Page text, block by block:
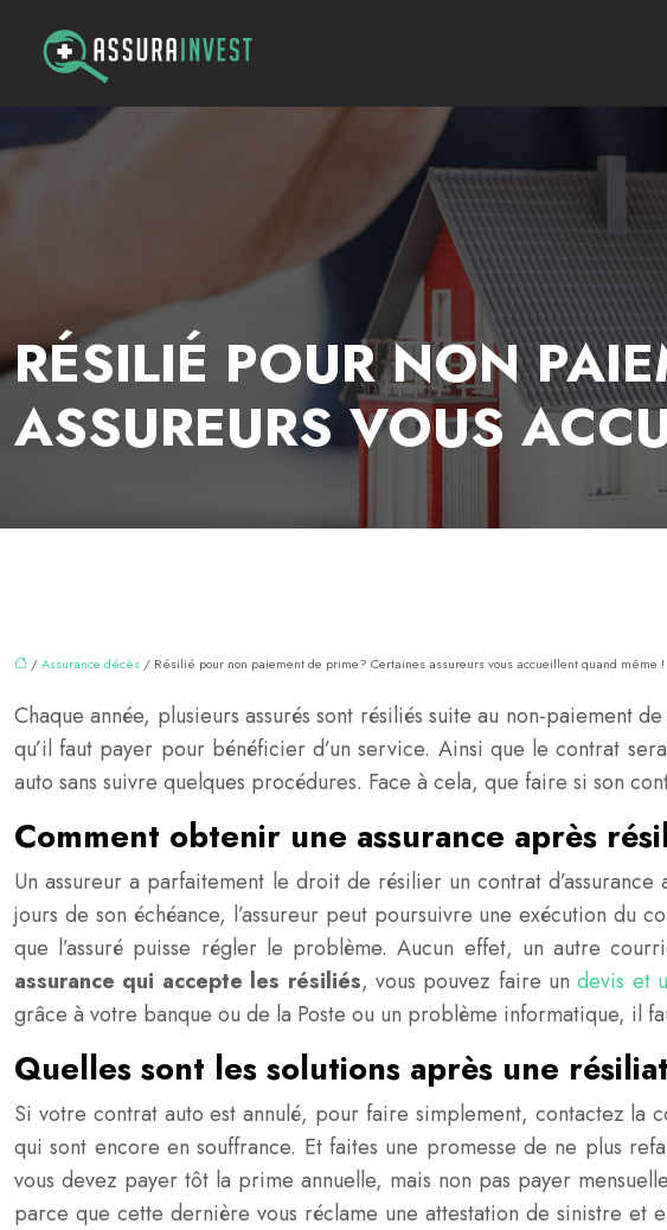
RÉSILIÉ POUR NON
ASSUREURS VOUS
/Assurance décès / Résilié pour non paiement de prime? Certaines assureurs vous accueillent quand même !
Chaque année, plusieurs assurés sont résiliés suite au non-paiement
qu’il faut payer pour bénéficier d’un service. Ainsi que le contrat
auto sans suivre quelques procédures. Face à cela, que faire si son
Comment obtenir une assurance après
Un assureur a parfaitement le droit de résilier un contrat
jours de son échéance, l’assureur peut poursuivre une exécution du
que l’assuré puisse régler le problème. Aucun effet, un autre
assurance qui accepte les résiliés, vous pouvez faire undevis et
grâce à votre banque ou de la Poste ou un problème informatique, il
Quelles sont les solutions après une
Si votre contrat auto est annulé, pour faire simplement, contactez la
qui sont encore en souffrance. Et faites une promesse de ne plus
vous devez payer tôt la prime annuelle, mais non pas payer
parce que cette dernière vous réclame une attestation de sinistre et